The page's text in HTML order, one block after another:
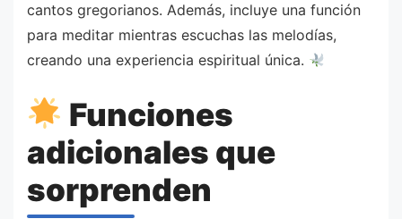
cantos gregorianos. Además, incluye una función
para meditar mientras escuchas las melodías,
creando una experiencia espiritual única.
Funciones
adicionales que
sorprenden